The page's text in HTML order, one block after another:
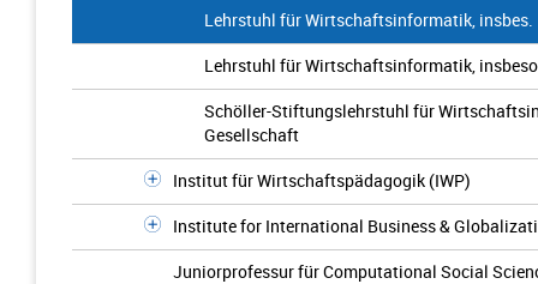
Lehrstuhl für Wirtschaftsinformatik,
Lehrstuhl für Wirtschaftsinformatik,
Schöller-Stiftungslehrstuhl für
Gesellschaft
Institut für Wirtschaftspädagogik (IWP)
Institute for International Business &
Juniorprofessur für Computational Social